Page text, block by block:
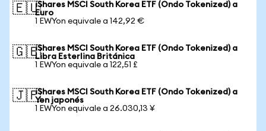
🇪🇺iShares MSCI South Korea ETF (Ondo Tokenized) a
Euro
1 EWYon equivale a 142,92 €
🇬🇧iShares MSCI South Korea ETF (Ondo Tokenized) a
Libra Esterlina Británica
1 EWYon equivale a 122,51 £
🇯🇵iShares MSCI South Korea ETF (Ondo Tokenized) a
Yen japonés
1 EWYon equivale a 26.030,13 ¥